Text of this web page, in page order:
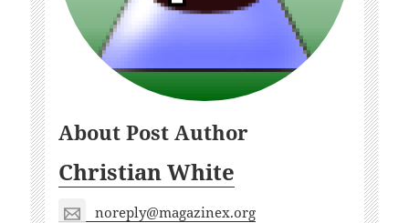
About Post Author
Christian White
noreply@magazinex.org